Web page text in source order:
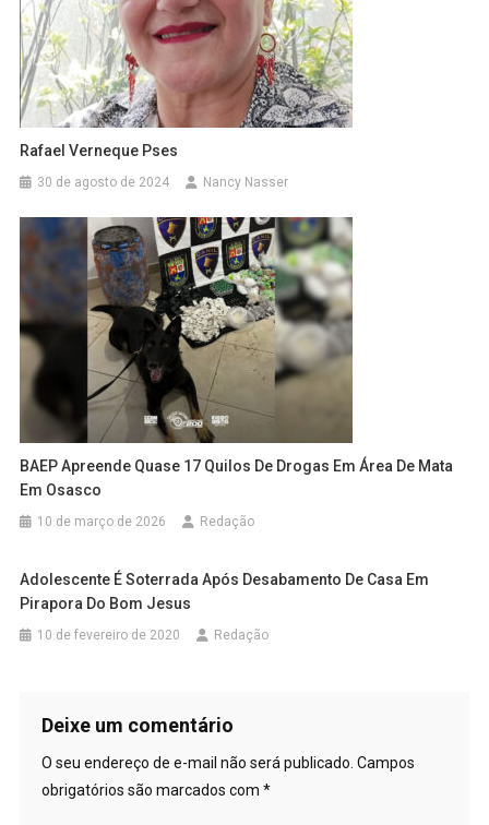
Rafael Verneque Pses
30 de agosto de 2024 Nancy Nasser
BAEP Apreende Quase 17 Quilos De Drogas Em Área De Mata
Em Osasco
10 de março de 2026 Redação
Adolescente É Soterrada Após Desabamento De Casa Em
Pirapora Do Bom Jesus
10 de fevereiro de 2020 Redação
Deixe um comentário
O seu endereço de e-mail não será publicado. Campos
obrigatórios são marcados com *